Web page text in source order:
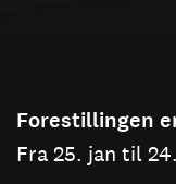
Forestillingen
Fra 25. jan til